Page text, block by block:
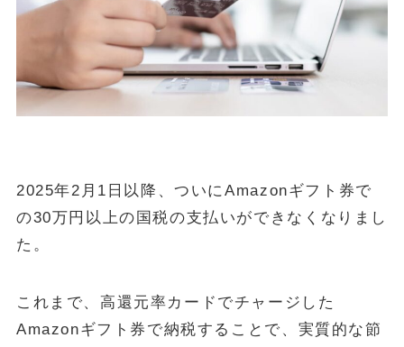
金・プラチナ買取相場
Vintage Watch Market
NEW
ヴィンテージウォッチを「資産」として持つという選択
2025年2月1日以降、ついにAmazonギフト券で
の30万円以上の国税の支払いができなくなりまし
た。
これまで、高還元率カードでチャージした
Amazonギフト券で納税することで、実質的な節